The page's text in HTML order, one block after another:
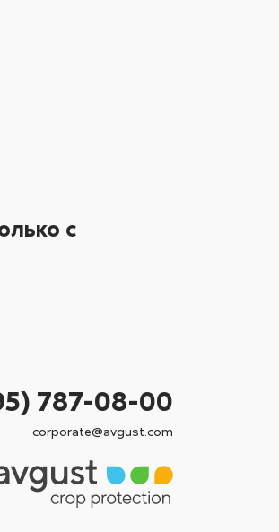
с
787-08-00
corporate@avgust.com